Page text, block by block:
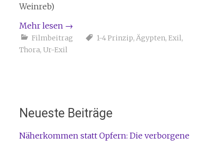
Weinreb)
Mehr lesen →
Filmbeitrag 1-4 Prinzip,Ägypten, Exil,
Thora, Ur-Exil
Neueste Beiträge
Näherkommen statt Opfern: Die verborgene